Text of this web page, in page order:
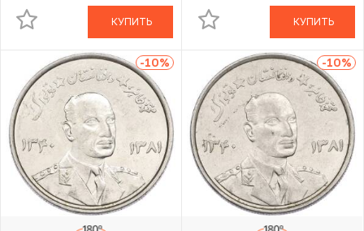
КУПИТЬ КУПИТЬ
-10% -10%